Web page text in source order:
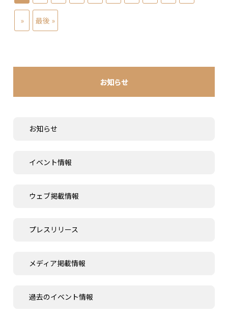
お知らせ
お知らせ
イベント情報
ウェブ掲載情報
プレスリリース
メディア掲載情報
過去のイベント情報
» 最後 »